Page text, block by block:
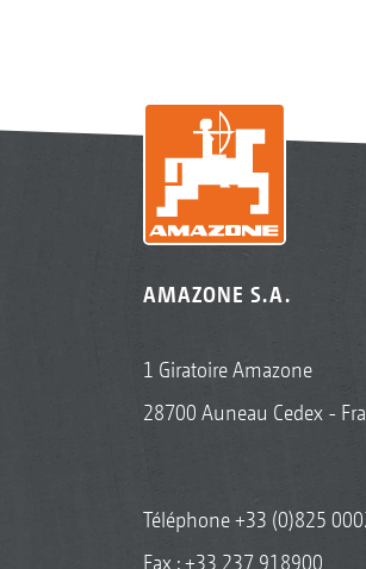
AMAZONE S.A.
1 Giratoire Amazone
28700 Auneau Cedex -
Téléphone+33 (0)825
Fax : +33 237 918900